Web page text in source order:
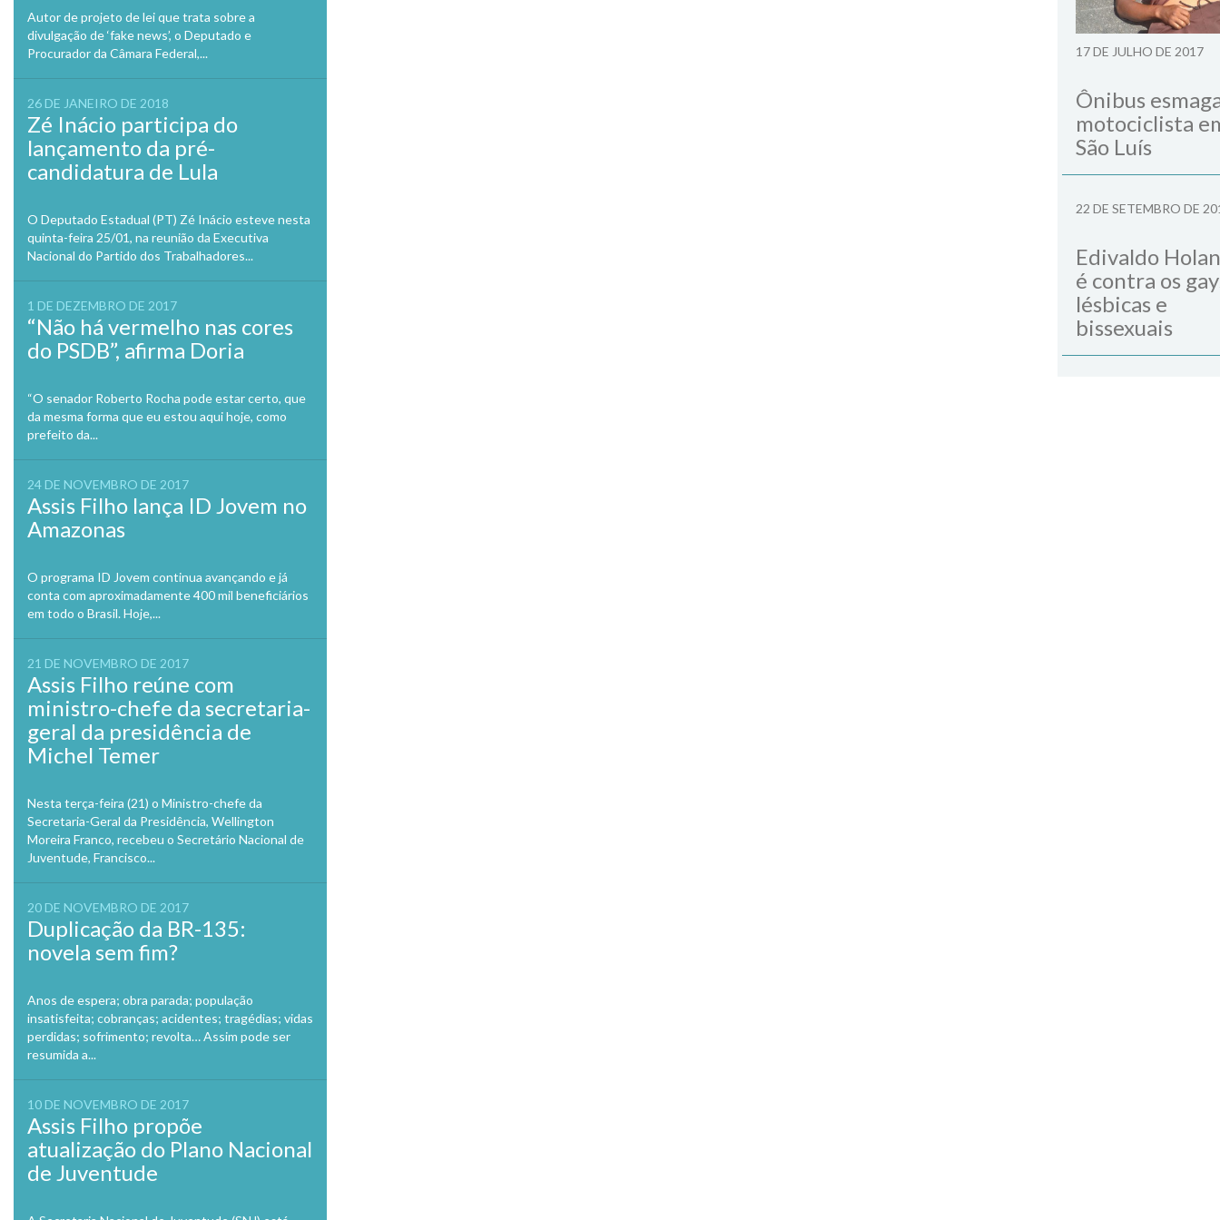
Autor de projeto de lei que trata sobre a
divulgação de ‘fake news’, o Deputado e
Procurador da Câmara Federal,...
26 DE JANEIRO DE 2018
Zé Inácio participa do
lançamento da pré-
candidatura de Lula
O Deputado Estadual (PT) Zé Inácio esteve nesta
quinta-feira 25/01, na reunião da Executiva
Nacional do Partido dos Trabalhadores...
1 DE DEZEMBRO DE 2017
“Não há vermelho nas cores
do PSDB”, afirma Doria
“O senador Roberto Rocha pode estar certo, que
da mesma forma que eu estou aqui hoje, como
prefeito da...
24 DE NOVEMBRO DE 2017
Assis Filho lança ID Jovem no
Amazonas
O programa ID Jovem continua avançando e já
conta com aproximadamente 400 mil beneficiários
em todo o Brasil. Hoje,...
21 DE NOVEMBRO DE 2017
Assis Filho reúne com
ministro-chefe da secretaria-
geral da presidência de
Michel Temer
Nesta terça-feira (21) o Ministro-chefe da
Secretaria-Geral da Presidência, Wellington
Moreira Franco, recebeu o Secretário Nacional de
Juventude, Francisco...
20 DE NOVEMBRO DE 2017
Duplicação da BR-135:
novela sem fim?
Anos de espera; obra parada; população
insatisfeita; cobranças; acidentes; tragédias; vidas
perdidas; sofrimento; revolta… Assim pode ser
resumida a...
10 DE NOVEMBRO DE 2017
Assis Filho propõe
atualização do Plano Nacional
de Juventude
17 DE JULHO DE 2017
Ônibus
motociclista
São Luís
22 DE SETEMBRO DE
Edivaldo
é contra os
lésbicas e
bissexuais